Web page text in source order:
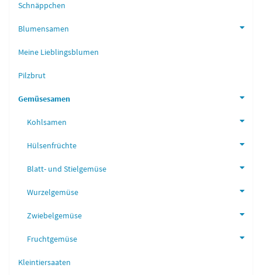
Schnäppchen
Blumensamen
Meine Lieblingsblumen
Pilzbrut
Gemüsesamen
Kohlsamen
Hülsenfrüchte
Blatt- und Stielgemüse
Wurzelgemüse
Zwiebelgemüse
Fruchtgemüse
Kleintiersaaten